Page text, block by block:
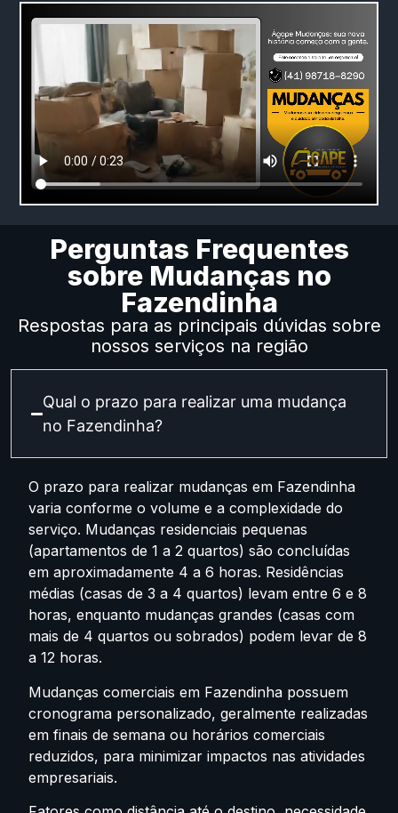
Perguntas Frequentes
sobre Mudanças no
Fazendinha
Respostas para as principais dúvidas sobre
nossos serviços na região
Qual o prazo para realizar uma mudança
no Fazendinha?
O prazo para realizar mudanças em Fazendinha
varia conforme o volume e a complexidade do
serviço. Mudanças residenciais pequenas
(apartamentos de 1 a 2 quartos) são concluídas
em aproximadamente 4 a 6 horas. Residências
médias (casas de 3 a 4 quartos) levam entre 6 e 8
horas, enquanto mudanças grandes (casas com
mais de 4 quartos ou sobrados) podem levar de 8
a 12 horas.
Mudanças comerciais em Fazendinha possuem
cronograma personalizado, geralmente realizadas
em finais de semana ou horários comerciais
reduzidos, para minimizar impactos nas atividades
empresariais.